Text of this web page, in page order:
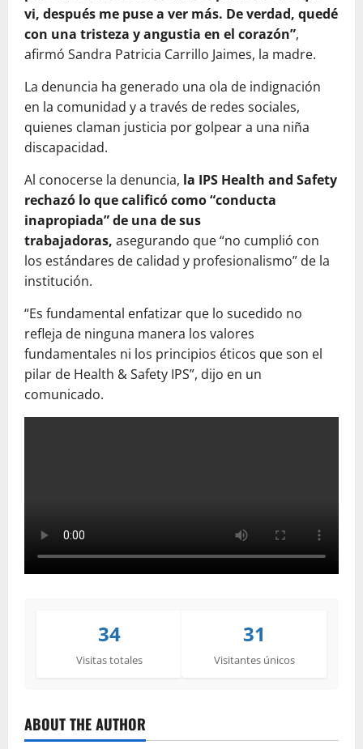
vi, después me puse a ver más. De verdad, quedé
con una tristeza y angustia en el corazón”,
afirmó Sandra Patricia Carrillo Jaimes, la madre.
La denuncia ha generado una ola de indignación
en la comunidad y a través de redes sociales,
quienes claman justicia por golpear a una niña
discapacidad.
Al conocerse la denuncia, la IPS Health and Safety
rechazó lo que calificó como “conducta
inapropiada” de una de sus
trabajadoras, asegurando que “no cumplió con
los estándares de calidad y profesionalismo” de la
institución.
“Es fundamental enfatizar que lo sucedido no
refleja de ninguna manera los valores
fundamentales ni los principios éticos que son el
pilar de Health & Safety IPS”, dijo en un
comunicado.
34
Visitas totales
31
Visitantes únicos
ABOUT THE AUTHOR